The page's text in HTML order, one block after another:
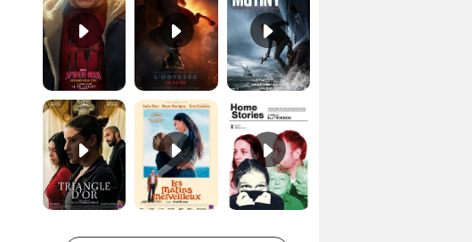
Les Matins merveilleux Bande-annonce VF Home stories Bande-annonce VO STFR